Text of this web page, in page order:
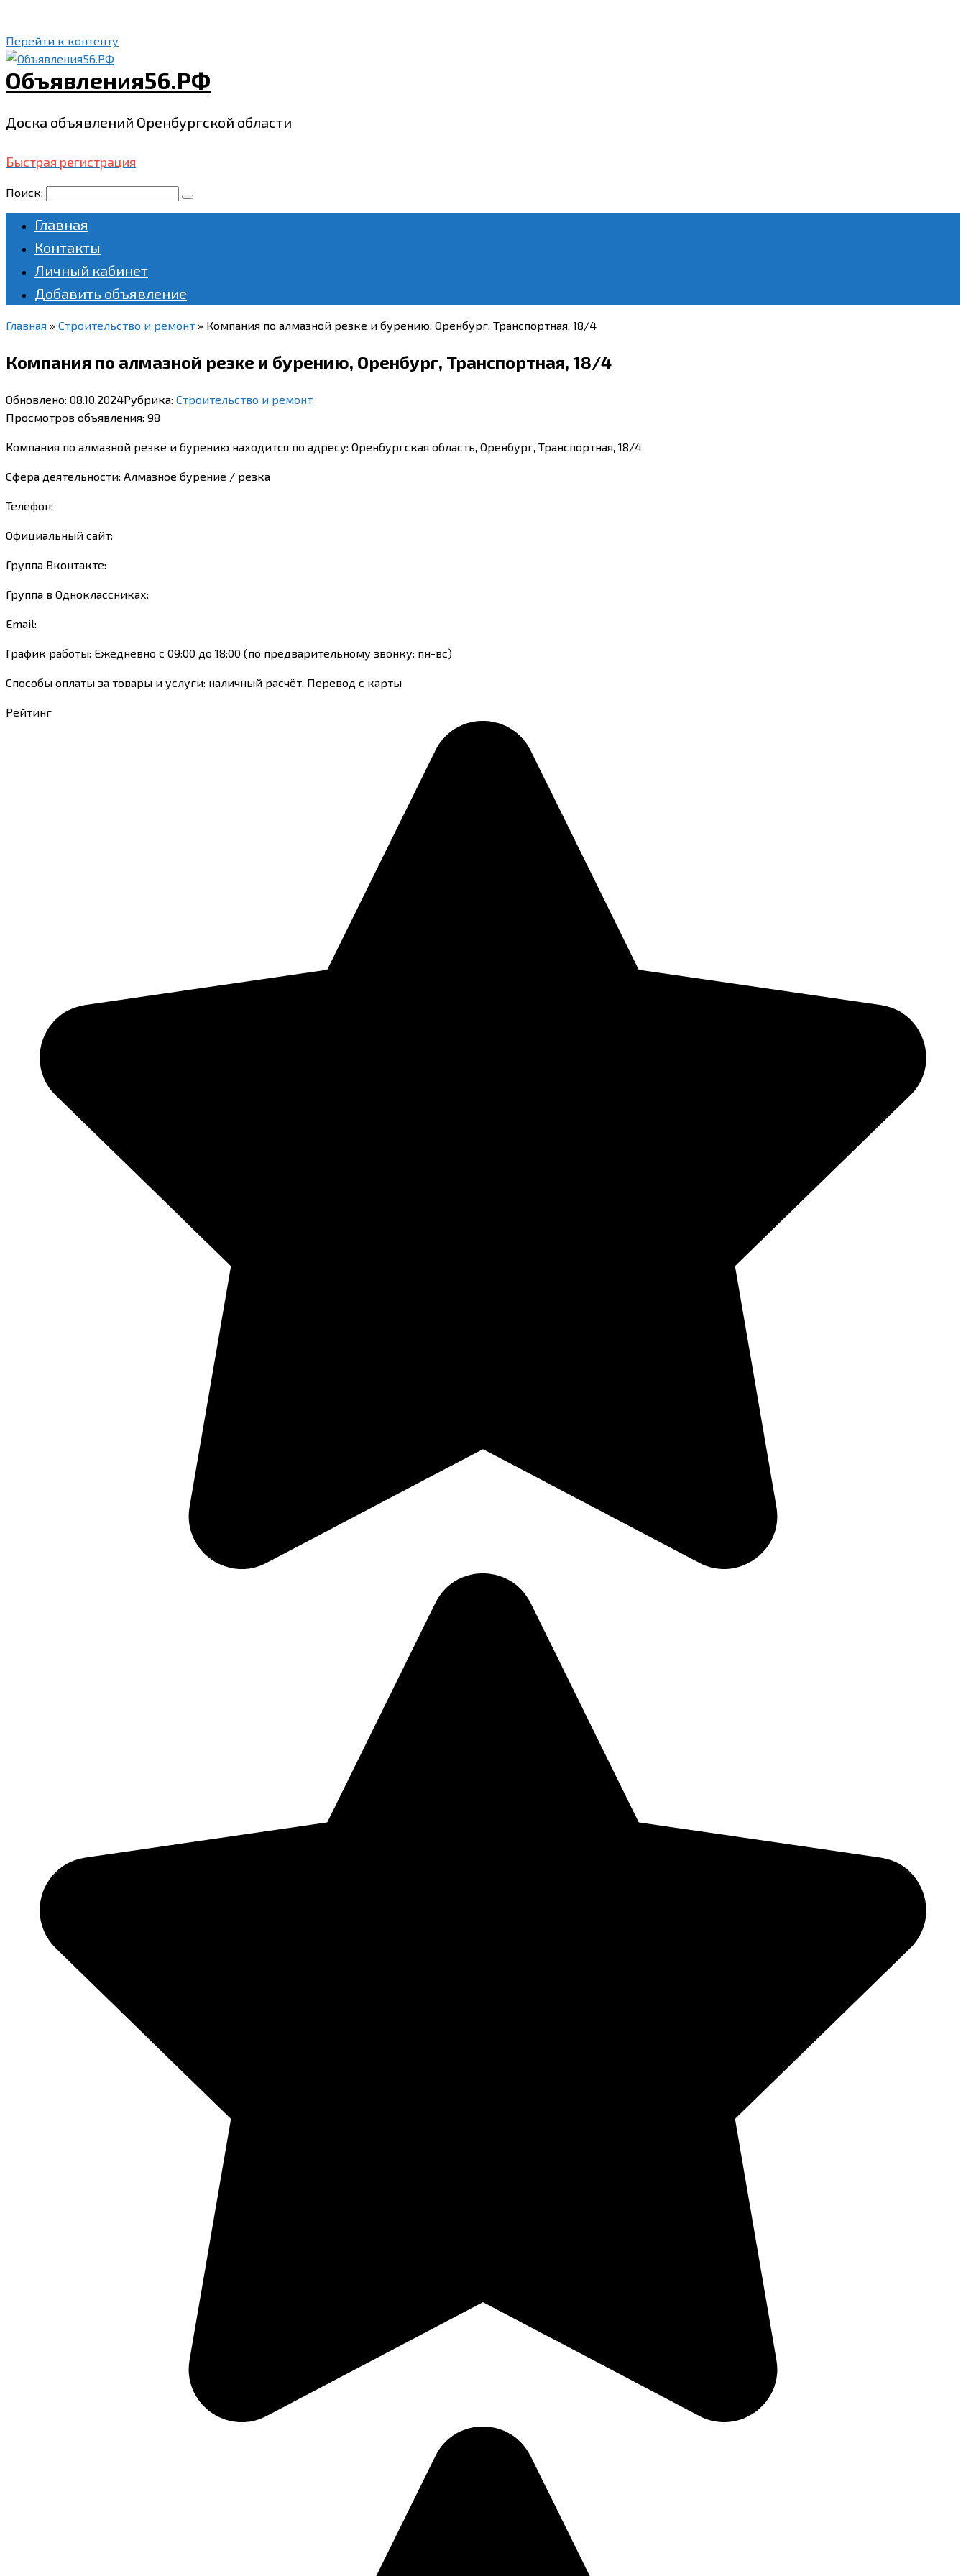
Перейти к контенту
Объявления56.РФ
Доска объявлений Оренбургской области
Быстрая регистрация
Поиск:
Главная
Контакты
Личный кабинет
Добавить объявление
Главная » Строительство и ремонт » Компания по алмазной резке и бурению, Оренбург, Транспортная, 18/4
Компания по алмазной резке и бурению, Оренбург, Транспортная, 18/4
Обновлено: 08.10.2024Рубрика: Строительство и ремонт
Просмотров объявления: 98
Компания по алмазной резке и бурению находится по адресу: Оренбургская область, Оренбург, Транспортная, 18/4
Сфера деятельности: Алмазное бурение / резка
Телефон:
Официальный сайт:
Группа Вконтакте:
Группа в Одноклассниках:
Email:
График работы: Ежедневно с 09:00 до 18:00 (по предварительному звонку: пн-вс)
Способы оплаты за товары и услуги: наличный расчёт, Перевод с карты
Рейтинг